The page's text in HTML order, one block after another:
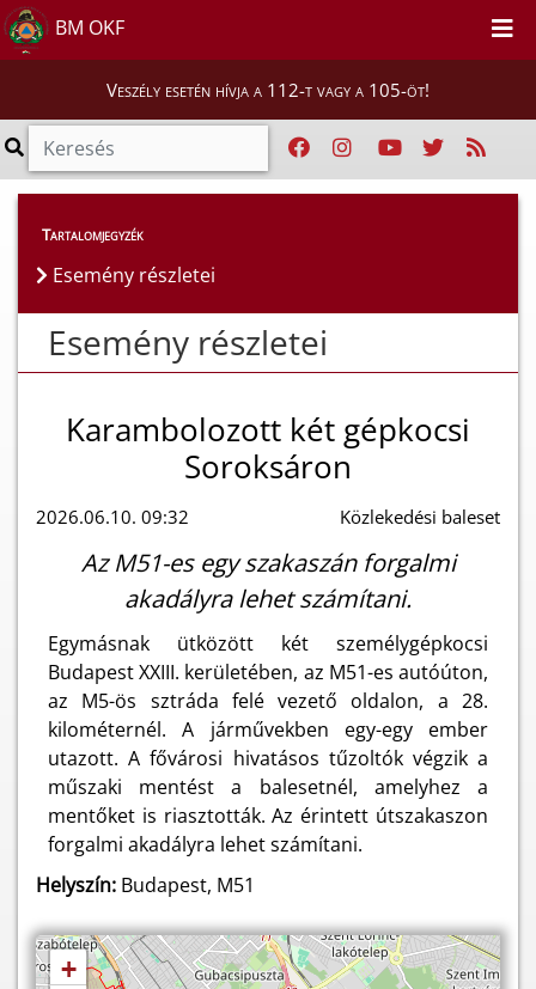
BM OKF
Veszély esetén hívja a 112-t vagy a 105-öt!
Esemény részletei
Tartalomjegyzék
Esemény részletei
Esemény részletei
Karambolozott két gépkocsi
Soroksáron
2026.06.10. 09:32 Közlekedési baleset
Az M51-es egy szakaszán forgalmi
akadályra lehet számítani.
Egymásnak ütközött két személygépkocsi
Budapest XXIII. kerületében, az M51-es autóúton,
az M5-ös sztráda felé vezető oldalon, a 28.
kilométernél. A járművekben egy-egy ember
utazott. A fővárosi hivatásos tűzoltók végzik a
műszaki mentést a balesetnél, amelyhez a
mentőket is riasztották. Az érintett útszakaszon
forgalmi akadályra lehet számítani.
Helyszín: Budapest, M51
+